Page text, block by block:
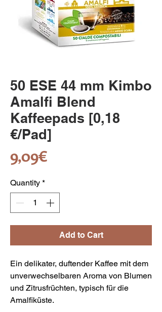
50 ESE 44 mm Kimbo
Amalfi Blend
Kaffeepads [0,18
€/Pad]
9,09€
Quantity *
Add to Cart
Ein delikater, duftender Kaffee mit dem
unverwechselbaren Aroma von Blumen
und Zitrusfrüchten, typisch für die
Amalfiküste.